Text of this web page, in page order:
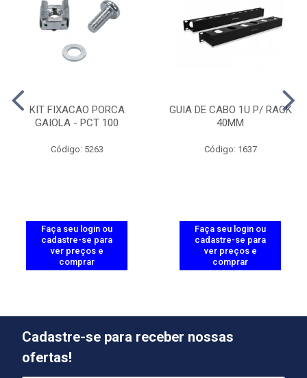
KIT FIXACAO PORCA
GAIOLA - PCT 100
Código: 5263
Faça seu login ou
cadastre-se para
ver preços e
comprar
GUIA DE CABO 1U P/ RACK
40MM
Código: 1637
Faça seu login ou
cadastre-se para
ver preços e
comprar
Cadastre-se para receber nossas
ofertas!